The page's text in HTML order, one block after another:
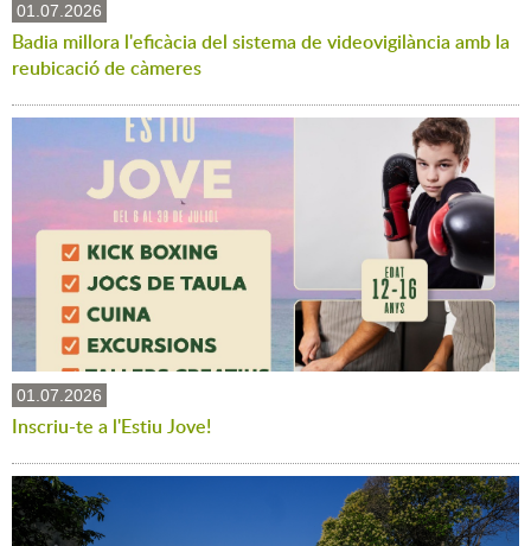
01.07.2026
Badia millora l'eficàcia del sistema de videovigilància amb la
reubicació de càmeres
01.07.2026
Inscriu-te a l'Estiu Jove!